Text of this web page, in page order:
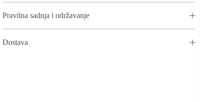
Pravilna sadnja i održavanje
Dostava